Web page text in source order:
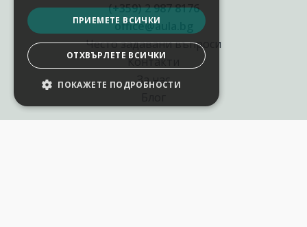
(+359) 2 987 8176
office@aula.bg
Често задавани въпроси
Контакти
За нас
ПРИЕМЕТЕ ВСИЧКИ
ОТХВЪРЛЕТЕ ВСИЧКИ
ПОКАЖЕТЕ ПОДРОБНОСТИ